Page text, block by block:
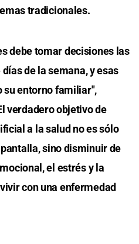
tradicionales.
debe tomar decisiones las
de la semana, y esas
su entorno familiar",
verdadero objetivo de
a la salud no es sólo
sino disminuir de
el estrés y la
con una enfermedad